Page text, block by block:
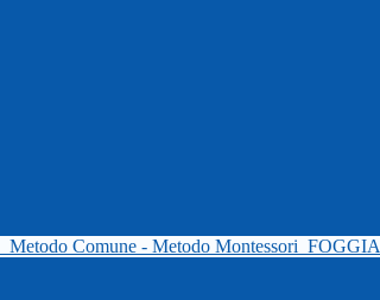
Metodo Comune - Metodo Montessori FOGGIA